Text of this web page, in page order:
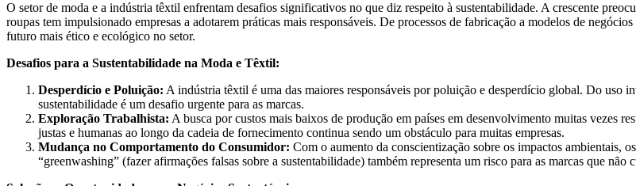
O setor de moda e a indústria têxtil enfrentam desafios significativos no que diz respeito à sustentabilidade. A crescente
roupas tem impulsionado empresas a adotarem práticas mais responsáveis. De processos de fabricação a modelos de
futuro mais ético e ecológico no setor.
Desafios para a Sustentabilidade na Moda e Têxtil:
Desperdício e Poluição: A indústria têxtil é uma das maiores responsáveis por poluição e desperdício global. Do uso
sustentabilidade é um desafio urgente para as marcas.
Exploração Trabalhista: A busca por custos mais baixos de produção em países em desenvolvimento muitas vezes
justas e humanas ao longo da cadeia de fornecimento continua sendo um obstáculo para muitas empresas.
Mudança no Comportamento do Consumidor: Com o aumento da conscientização sobre os impactos ambientais,
“greenwashing” (fazer afirmações falsas sobre a sustentabilidade) também representa um risco para as marcas que não